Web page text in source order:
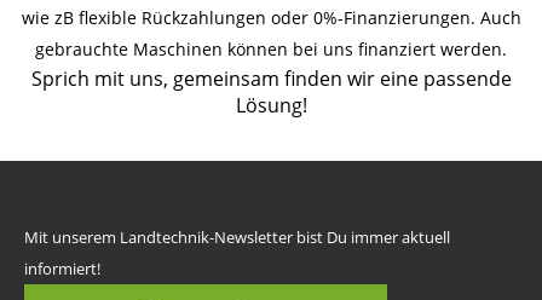
wie zB flexible Rückzahlungen oder 0%-Finanzierungen. Auch
gebrauchte Maschinen können bei uns finanziert werden.
Sprich mit uns, gemeinsam finden wir eine passende
Lösung!
Mit unserem Landtechnik-Newsletter bist Du immer aktuell
informiert!